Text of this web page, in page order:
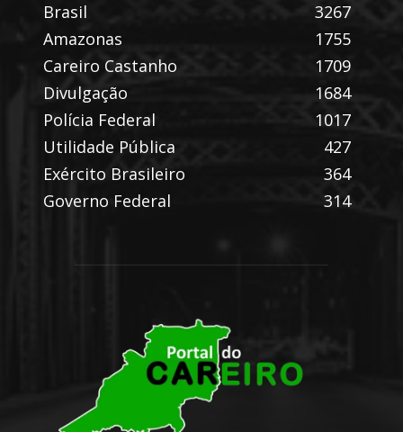
Brasil
3267
Amazonas
1755
Careiro Castanho
1709
Divulgação
1684
Polícia Federal
1017
Utilidade Pública
427
Exército Brasileiro
364
Governo Federal
314